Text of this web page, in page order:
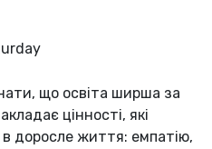
що освіта ширша за
цінності, які
доросле життя: емпатію,